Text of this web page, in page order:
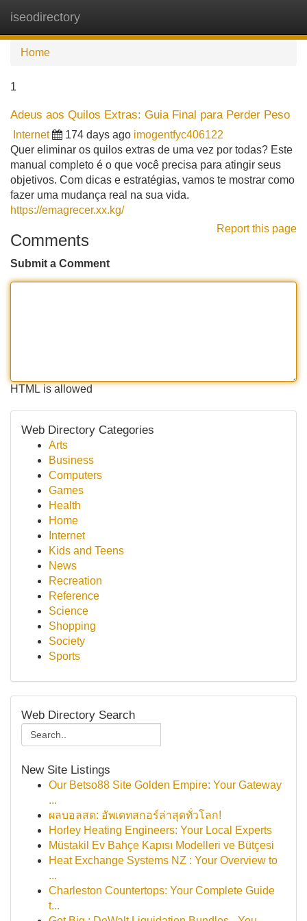
iseodirectory
Home
1
Adeus aos Quilos Extras: Guia Final para Perder Peso
Internet 174 days ago imogentfyc406122
Quer eliminar os quilos extras de uma vez por todas? Este
manual completo é o que você precisa para atingir seus
objetivos. Com dicas e estratégias, vamos te mostrar como
fazer uma mudança real na sua vida.
https://emagrecer.xx.kg/
Report this page
Comments
Submit a Comment
HTML is allowed
Web Directory Categories
Arts
Business
Computers
Games
Health
Home
Internet
Kids and Teens
News
Recreation
Reference
Science
Shopping
Society
Sports
Web Directory Search
New Site Listings
Our Betso88 Site Golden Empire: Your Gateway
...
ผลบอลสด: อัพเดทสกอร์ล่าสุดทั่วโลก!
Horley Heating Engineers: Your Local Experts
Müstakil Ev Bahçe Kapısı Modelleri ve Bütçesi
Heat Exchange Systems NZ : Your Overview to
...
Charleston Countertops: Your Complete Guide
t...